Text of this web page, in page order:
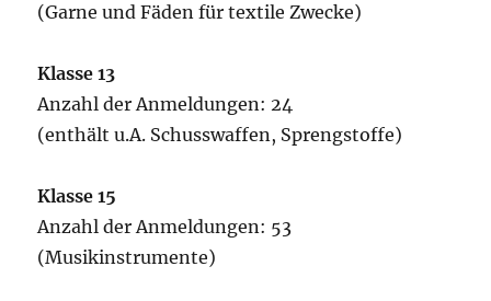
(Garne und Fäden für textile Zwecke)
Klasse 13
Anzahl der Anmeldungen: 24
(enthält u.A. Schusswaffen, Sprengstoffe)
Klasse 15
Anzahl der Anmeldungen: 53
(Musikinstrumente)